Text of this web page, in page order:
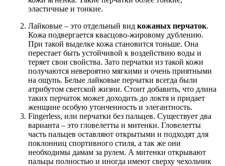
эластичные и тонкие.
Лайковые – это отдельный вид кожаных перчаток.
Кожа подвергается квасцово-жировому дублению.
При такой выделке кожа становится тоньше. Она
перестает быть устойчивой к воздействию воды и
теряет свои свойства. Зато перчатки из такой кожи
получаются невероятно мягкими и очень приятными
на ощупь. Белые лайковые перчатки всегда были
атрибутом светской жизни. Стоит добавить, что длина
таких перчаток может доходить до локтя и придает
женщине особую утонченность и элегантность.
Fingerless, или перчатки без пальцев. Существует два
варианта – это гловелетты и митенки. Гловелетты
часть пальцев оставляют открытыми и подходят для
поклонниц спортивного стиля, а так же они
необходимы дамам за рулем. А митенки открывают
пальцы полностью и иногда имеют сверху чехольчик